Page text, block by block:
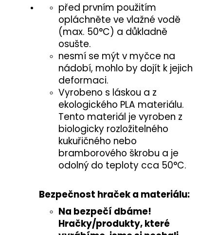
před prvním použitím
opláchněte ve vlažné vodě
(max. 50°C) a důkladně
osušte.
nesmí se mýt v myčce na
nádobí, mohlo by dojít k jejich
deformaci.
Vyrobeno s láskou a z
ekologického PLA materiálu.
Tento materiál je vyroben z
biologicky rozložitelného
kukuřičného nebo
bramborového škrobu a je
odolný do teploty cca 50°C.
Bezpečnost hraček a materiálu:
Na bezpečí dbáme!
Hračky/produkty, které